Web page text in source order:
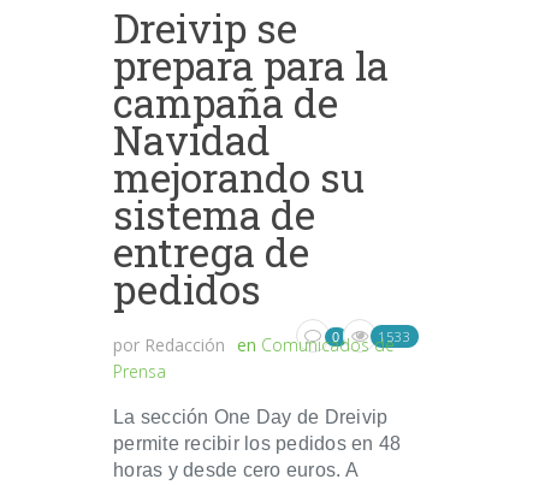
Dreivip se
prepara para la
campaña de
Navidad
mejorando su
sistema de
entrega de
pedidos
por Redacción en Comunicados de
Prensa
0 1533
La sección One Day de Dreivip
permite recibir los pedidos en 48
horas y desde cero euros. A